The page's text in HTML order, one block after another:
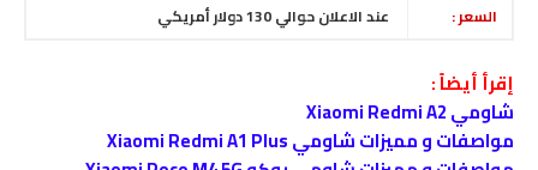
السعر :
عند الاعلان حوالي 130 دولار أمريكي
إقرأ أيضاً :
شاومي Xiaomi Redmi A2
مواصفات و مميزات شاومي Xiaomi Redmi A1 Plus